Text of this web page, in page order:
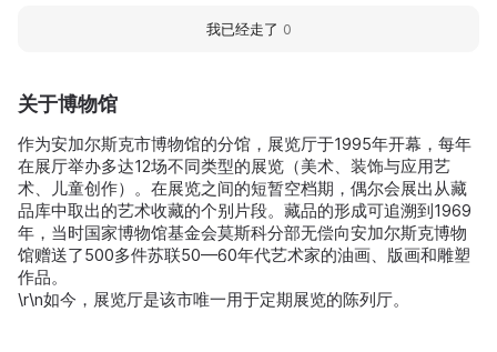
关于博物馆
作为安加尔斯克市博物馆的分馆，展览厅于1995年开幕，每年
在展厅举办多达12场不同类型的展览（美术、装饰与应用艺
术、儿童创作）。在展览之间的短暂空档期，偶尔会展出从藏
品库中取出的艺术收藏的个别片段。藏品的形成可追溯到1969
年，当时国家博物馆基金会莫斯科分部无偿向安加尔斯克博物
馆赠送了500多件苏联50—60年代艺术家的油画、版画和雕塑
作品。
\r\n如今，展览厅是该市唯一用于定期展览的陈列厅。
我已经走了 0